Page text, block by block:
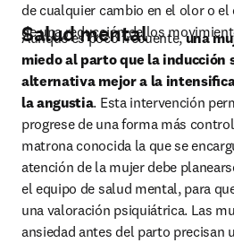
de cualquier cambio en el olor o
de una reducción de los
Salud mental
Aunque es poco frecuente, una
miedo al parto que la inducción
alternativa mejor a la
la angustia. Esta intervención
progrese de una forma más
matrona conocida la que se
atención de la mujer debe
el equipo de salud mental, para
una valoración psiquiátrica. Las
ansiedad antes del parto precisan